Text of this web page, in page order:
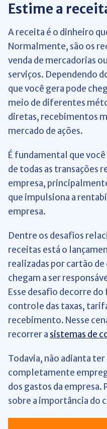
Estime a
A receita é o dinheiro
Normalmente, são os
venda de mercadorias
serviços. Dependendo
que você gera pode
meio de diferentes
diretas, recebimentos
mercado de ações.
É fundamental que
de todas as transações
empresa,
que impulsiona a
empresa.
Dentre os desafios
receitas está o
realizadas por cartão
chegam a ser
Esse desafio decorre
controle das taxas,
recebimento. Nesse
recorrer a sistemas de
Todavia, não adianta
completamente
dos gastos da empresa.
sobre a importância do